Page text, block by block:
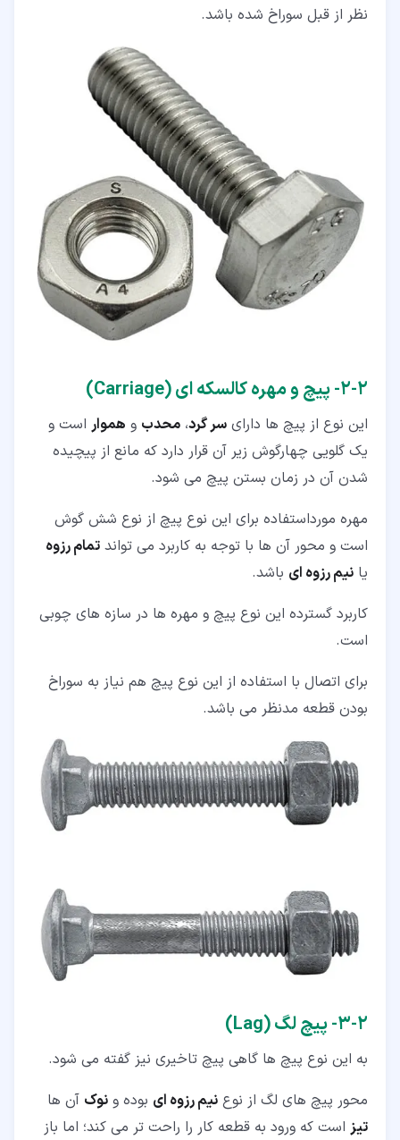
نظر از قبل سوراخ شده باشد.
۲‏-‏۲‏- پیچ و مهره کالسکه ای (Carriage)
این نوع از پیچ ها دارای سر گرد، محدب و هموار است و
یک گلویی چهارگوش زیر آن قرار دارد که مانع از پیچیده
شدن آن در زمان بستن پیچ می شود.
مهره مورداستفاده برای این نوع پیچ از نوع شش گوش
است و محور آن ها با توجه به کاربرد می تواند تمام رزوه
یا نیم رزوه ای باشد.
کاربرد گسترده این نوع پیچ و مهره ها در سازه های چوبی
است.
برای اتصال با استفاده از این نوع پیچ هم نیاز به سوراخ
بودن قطعه مدنظر می باشد.
۲‏-‏۳‏- پیچ لگ (Lag)
به این نوع پیچ ها گاهی پیچ تاخیری نیز گفته می شود.
محور پیچ های لگ از نوع نیم رزوه ای بوده و نوک آن ها
تیز است که ورود به قطعه کار را راحت تر می کند؛ اما باز